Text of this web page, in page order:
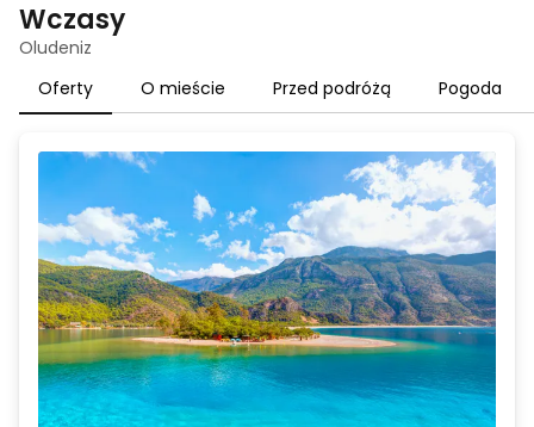
Wczasy
Oludeniz
Oferty
O mieście Przed podróżą Pogoda